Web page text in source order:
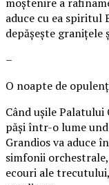
aduce cu ea spiritul
depășește
–
O noapte de
Când ușile
păși într-o lume
Grandios va aduce
simfonii
ecouri ale